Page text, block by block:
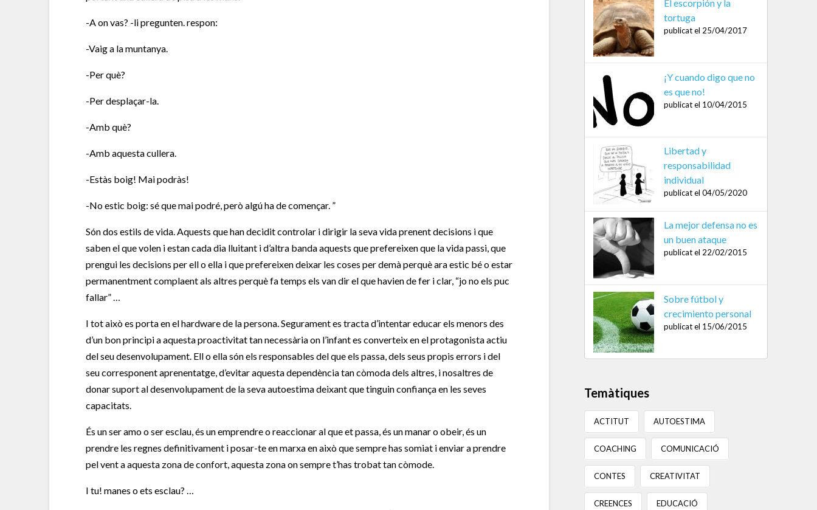
-A on vas? -li pregunten. respon:
-Vaig a la muntanya.
-Per què?
-Per desplaçar-la.
-Amb què?
-Amb aquesta cullera.
-Estàs boig! Mai podràs!
-No estic boig: sé que mai podré, però algú ha de començar. ”
Són dos estils de vida. Aquests que han decidit controlar i dirigir la seva vida prenent decisions i que
saben el que volen i estan cada dia lluitant i d’altra banda aquests que prefereixen que la vida passi, que
prengui les decisions per ell o ella i que prefereixen deixar les coses per demà perquè ara estic bé o estar
permanentment complaent als altres perquè fa temps els van dir el que havien de fer i clar, “jo no els puc
fallar” …
I tot això es porta en el hardware de la persona. Segurament es tracta d’intentar educar els menors des
d’un bon principi a aquesta proactivitat tan necessària on l’infant es converteix en el protagonista actiu
del seu desenvolupament. Ell o ella són els responsables del que els passa, dels seus propis errors i del
seu corresponent aprenentatge, d’evitar aquesta dependència tan còmoda dels altres, i nosaltres de
donar suport al desenvolupament de la seva autoestima deixant que tinguin confiança en les seves
capacitats.
És un ser amo o ser esclau, és un emprendre o reaccionar al que et passa, és un manar o obeir, és un
prendre les regnes definitivament i posar-te en marxa en això que sempre has somiat i enviar a prendre
pel vent a aquesta zona de confort, aquesta zona on sempre t’has trobat tan còmode.
I tu! manes o ets esclau? …
El escorpión y la
tortuga
publicat el 25/04/2017
¡Y cuando digo que no
es que no!
publicat el 10/04/2015
Libertad y
responsabilidad
individual
publicat el 04/05/2020
La mejor defensa no es
un buen ataque
publicat el 22/02/2015
Sobre fútbol y
crecimiento personal
publicat el 15/06/2015
Temàtiques
ACTITUT AUTOESTIMA
COACHING COMUNICACIÓ
CONTES CREATIVITAT
CREENCES EDUCACIÓ